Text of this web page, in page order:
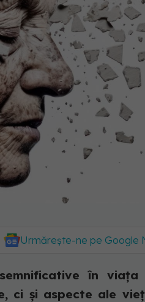
Urmărește-ne pe Google
în viața
ci și aspecte ale